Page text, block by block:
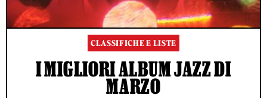
CLASSIFICHE E LISTE
I MIGLIORI ALBUM JAZZ DI
MARZO